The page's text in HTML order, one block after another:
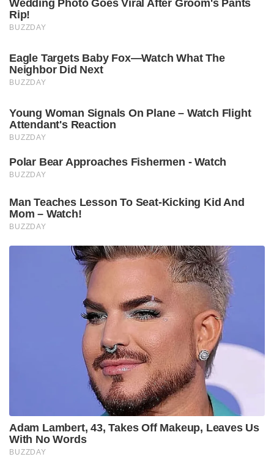
Wedding Photo Goes Viral After Groom's Pants
Rip!
BUZZDAY
Eagle Targets Baby Fox—Watch What The
Neighbor Did Next
BUZZDAY
Young Woman Signals On Plane – Watch Flight
Attendant's Reaction
BUZZDAY
Polar Bear Approaches Fishermen - Watch
BUZZDAY
Man Teaches Lesson To Seat-Kicking Kid And
Mom – Watch!
BUZZDAY
Adam Lambert, 43, Takes Off Makeup, Leaves Us
With No Words
BUZZDAY